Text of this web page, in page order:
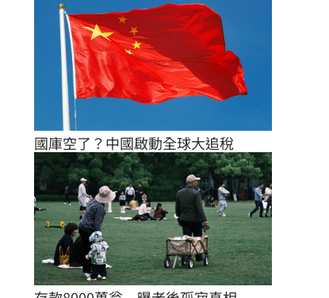
國庫空了？中國啟動全球大追稅